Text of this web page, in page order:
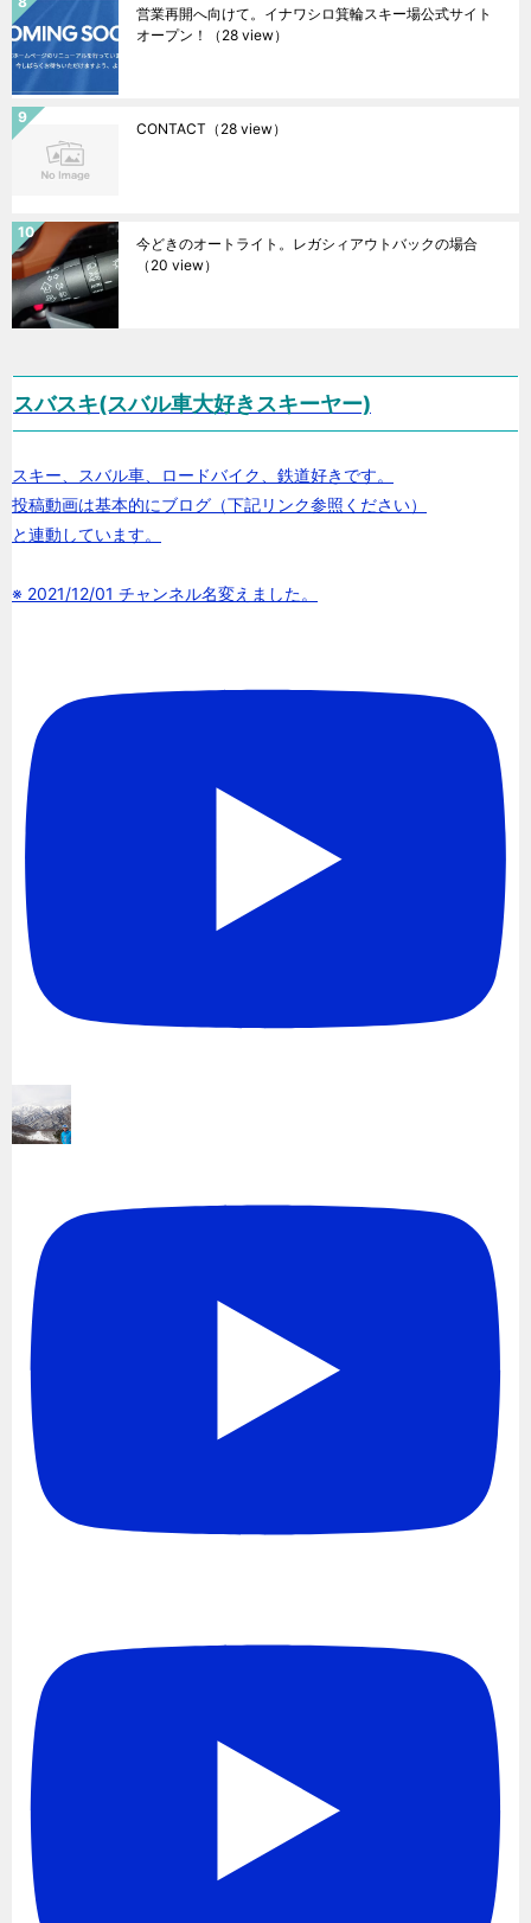
営業再開へ向けて。イナワシロ箕輪スキー場公式サイト
オープン！
（28 view）
CONTACT （28 view）
今どきのオートライト。レガシィアウトバックの場合
（20 view）
スバスキ(スバル車大好きスキーヤー)
スキー、スバル車、ロードバイク、鉄道好きです。
投稿動画は基本的にブログ（下記リンク参照ください）
と連動しています。
※ 2021/12/01 チャンネル名変えました。